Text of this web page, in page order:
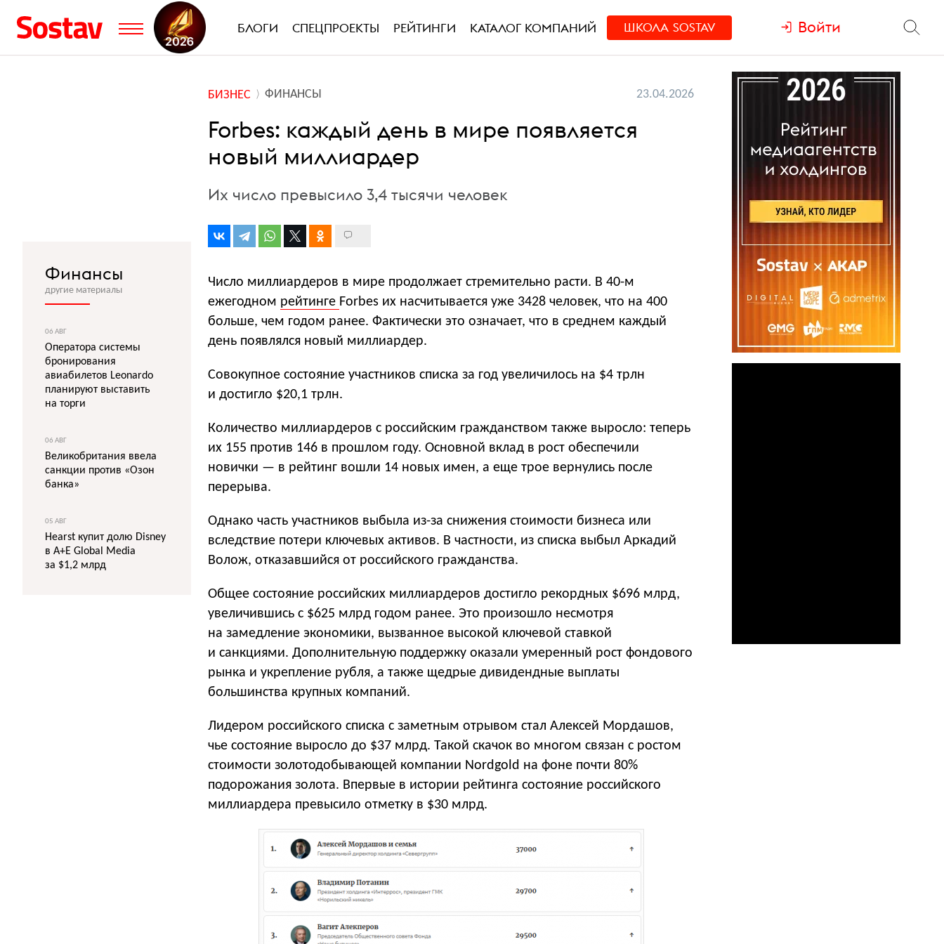
БЛОГИ СПЕЦПРОЕКТЫ РЕЙТИНГИ КАТАЛОГ КОМПАНИЙ ШКОЛА SOSTAV Войти
БИЗНЕС ФИНАНСЫ 23.04.2026
Forbes: каждый день в мире появляется
новый миллиардер
Их число превысило 3,4 тысячи человек
Число миллиардеров в мире продолжает стремительно расти. В 40-м
ежегодном рейтинге Forbes их насчитывается уже 3428 человек, что на 400
больше, чем годом ранее. Фактически это означает, что в среднем каждый
день появлялся новый миллиардер.
Совокупное состояние участников списка за год увеличилось на $4 трлн
и достигло $20,1 трлн.
Количество миллиардеров с российским гражданством также выросло: теперь
их 155 против 146 в прошлом году. Основной вклад в рост обеспечили
новички — в рейтинг вошли 14 новых имен, а еще трое вернулись после
перерыва.
Однако часть участников выбыла из-за снижения стоимости бизнеса или
вследствие потери ключевых активов. В частности, из списка выбыл Аркадий
Волож, отказавшийся от российского гражданства.
Общее состояние российских миллиардеров достигло рекордных $696 млрд,
увеличившись с $625 млрд годом ранее. Это произошло несмотря
на замедление экономики, вызванное высокой ключевой ставкой
и санкциями. Дополнительную поддержку оказали умеренный рост фондового
рынка и укрепление рубля, а также щедрые дивидендные выплаты
большинства крупных компаний.
Лидером российского списка с заметным отрывом стал Алексей Мордашов,
чье состояние выросло до $37 млрд. Такой скачок во многом связан с ростом
стоимости золотодобывающей компании Nordgold на фоне почти 80%
подорожания золота. Впервые в истории рейтинга состояние российского
миллиардера превысило отметку в $30 млрд.
Финансы
другие материалы
06 АВГ
Оператора системы
бронирования
авиабилетов Leonardo
планируют выставить
на торги
06 АВГ
Великобритания ввела
санкции против «Озон
банка»
05 АВГ
Hearst купит долю Disney
в A+E Global Media
за $1,2 млрд